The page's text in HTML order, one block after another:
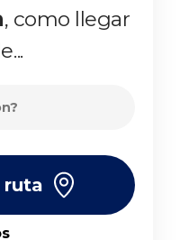
, como llegar
ruta